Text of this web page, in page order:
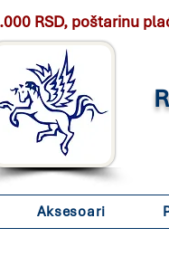
RSD, poštarinu
Aksesoari